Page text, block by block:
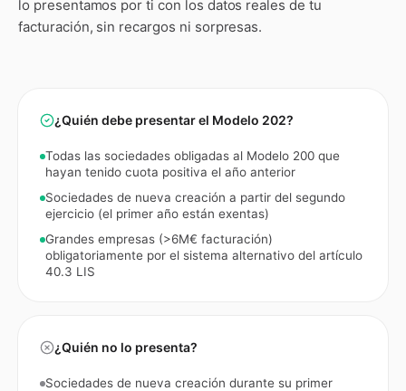
lo presentamos por ti con los datos reales de tu
facturación, sin recargos ni sorpresas.
¿Quién debe presentar el Modelo 202?
Todas las sociedades obligadas al Modelo 200 que
hayan tenido cuota positiva el año anterior
Sociedades de nueva creación a partir del segundo
ejercicio (el primer año están exentas)
Grandes empresas (>6M€ facturación)
obligatoriamente por el sistema alternativo del artículo
40.3 LIS
¿Quién no lo presenta?
Sociedades de nueva creación durante su primer